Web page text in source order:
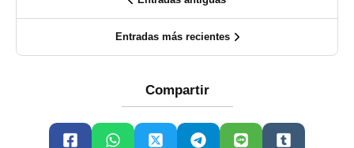
Entradas más recientes
Compartir